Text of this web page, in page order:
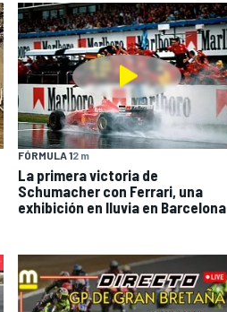
FÓRMULA 12 m
La primera victoria de
Schumacher con Ferrari, una
exhibición en lluvia en Barcelona